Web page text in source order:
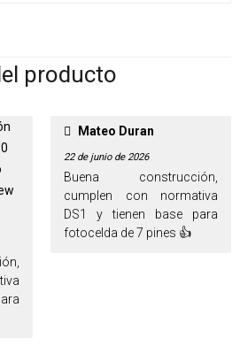
producto
Mateo Duran
22 de junio de 2026
Buena construcción,
cumplen con normativa
DS1 y tienen base para
fotocelda de 7 pines 👍